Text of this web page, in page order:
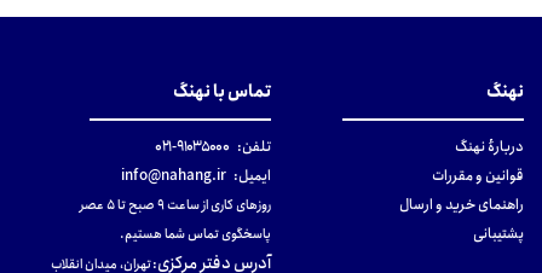
نهنگ
دربارهٔ نهنگ
قوانین و مقررات
راهنمای خرید و ارسال
پشتیبانی
تماس با نهنگ
تلفن: ۹۱۰۳۵۰۰۰-۰۲۱
ایمیل: info@nahang.ir
روزهای کاری از ساعت ۹ صبح تا ۵ عصر
پاسخگوی تماس شما هستیم.
آدرس دفتر مرکزی:تهران، میدان انقلاب